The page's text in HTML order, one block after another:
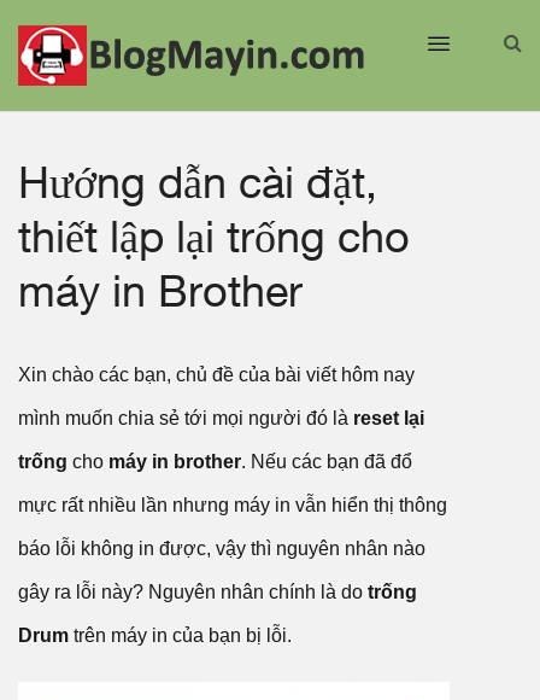
Hướng dẫn cài đặt,
thiết lập lại trống cho
máy in Brother
Xin chào các bạn, chủ đề của bài viết hôm nay
mình muốn chia sẻ tới mọi người đó là reset lại
trống cho máy in brother. Nếu các bạn đã đổ
mực rất nhiều lần nhưng máy in vẫn hiển thị thông
báo lỗi không in được, vậy thì nguyên nhân nào
gây ra lỗi này? Nguyên nhân chính là do trống
Drum trên máy in của bạn bị lỗi.